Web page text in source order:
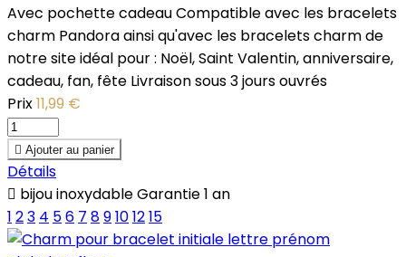
Avec pochette cadeau Compatible avec les bracelets
charm Pandora ainsi qu'avec les bracelets charm de
notre site idéal pour : Noël, Saint Valentin, anniversaire,
cadeau, fan, fête Livraison sous 3 jours ouvrés
Prix11,99 €
 Ajouter au panier
Détails
 bijou inoxydable Garantie 1 an
1 23 4 56 7 89101215